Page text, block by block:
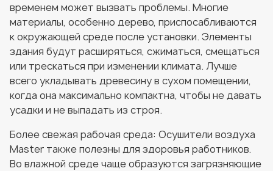
временем может вызвать проблемы. Многие
материалы, особенно дерево, приспосабливаются
к окружающей среде после установки. Элементы
здания будут расширяться, сжиматься, смещаться
или трескаться при изменении климата. Лучше
всего укладывать древесину в сухом помещении,
когда она максимально компактна, чтобы не давать
усадки и не выпадать из строя.
Более свежая рабочая среда: Осушители воздуха
Master также полезны для здоровья работников.
Во влажной среде чаще образуются загрязняющие